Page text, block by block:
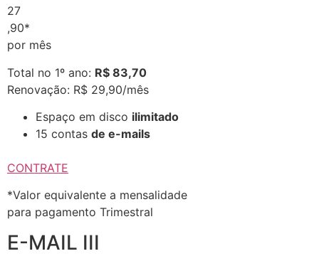
27
,90*
por mês
Total no 1º ano: R$ 83,70
Renovação: R$ 29,90/mês
Espaço em disco ilimitado
15 contas de e-mails
CONTRATE
*Valor equivalente a mensalidade
para pagamento Trimestral
E-MAIL III